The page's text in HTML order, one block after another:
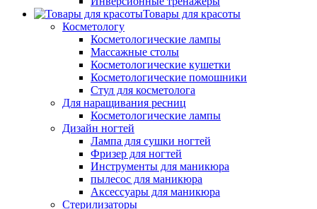
Товары для красоты
Косметологу
Косметологические лампы
Массажные столы
Косметологические кушетки
Косметологические помошники
Стул для косметолога
Для наращивания ресниц
Косметологические лампы
Дизайн ногтей
Лампа для сушки ногтей
Фризер для ногтей
Инструменты для маникюра
пылесос для маникюра
Аксессуары для маникюра
Стерилизаторы